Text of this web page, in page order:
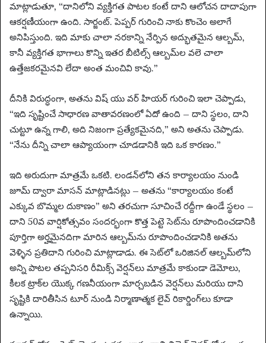
మాట్లాడుతూ, “దానిలోని వ్యక్తిగత పాటల కంటే దాని ఆలోచన దాదాపుగా
ఆకర్షణీయంగా ఉంది. సార్జంట్. పెప్పర్ గురించి నాకు కొంచెం అలాగే
అనిపిస్తుంది. ఇది మాకు చాలా నరకాన్ని నేర్పిన అద్భుతమైన ఆల్బమ్,
కానీ వ్యక్తిగత భాగాలు కొన్ని ఇతర బీటిల్స్ ఆల్బమ్‌ల వలె చాలా
ఉత్తేజకరమైనవి లేదా అంత మంచివి కావు.”
దీనికి విరుద్ధంగా, అతను విష్ యు వర్ హియర్ గురించి ఇలా చెప్పాడు,
“ఇది సృష్టించే సాధారణ వాతావరణంలో ఏదో ఉంది – దాని స్థలం, దాని
చుట్టూ ఉన్న గాలి, అది నిజంగా ప్రత్యేకమైనది,” అని అతను చెప్పాడు.
“నేను దీన్ని చాలా ఆప్యాయంగా చూడడానికి ఇది ఒక కారణం.”
ఇది అరుదుగా మాత్రమే ఒకటి. లండన్‌లోని తన కార్యాలయం నుండి
జూమ్ ద్వారా మాసన్ మాట్లాడినట్లు – అతను “కార్యాలయం కంటే
ఎక్కువ బొమ్మల దుకాణం” అని తరచుగా సూచించే రద్దీగా ఉండే స్థలం –
దాని 50వ వార్షికోత్సవం సందర్భంగా కొత్త పెట్టె సెట్‌ను రూపొందించడానికి
పూర్తిగా అర్హమైనదిగా మారిన ఆల్బమ్‌ను రూపొందించడానికి అతను
వెళ్ళిన ప్రతిదాని గురించి మాట్లాడాడు. ఈ సెట్‌లో ఒరిజినల్ ఆల్బమ్‌లోని
అన్ని పాటల తప్పనిసరి రీమిక్స్ వెర్షన్‌లు మాత్రమే కాకుండా డెమోలు,
కీలక ట్రాక్‌ల యొక్క గణనీయంగా మార్చబడిన వెర్షన్‌లు మరియు దాని
సృష్టికి దారితీసిన టూర్ నుండి నిర్మాణాత్మక లైవ్ రికార్డింగ్‌లు కూడా
ఉన్నాయి.